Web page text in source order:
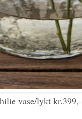
vase/lykt kr.399,-